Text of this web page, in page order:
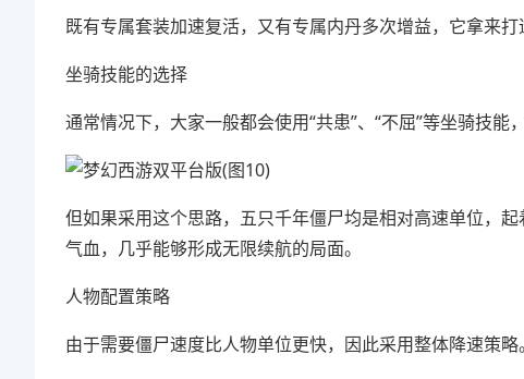
既有专属套装加速复活，又有专属内丹多次增益，它拿来打
坐骑技能的选择
通常情况下，大家一般都会使用“共患”、“不屈”等坐骑技能
但如果采用这个思路，五只千年僵尸均是相对高速单位，
气血，几乎能够形成无限续航的局面。
人物配置策略
由于需要僵尸速度比人物单位更快，因此采用整体降速策略。